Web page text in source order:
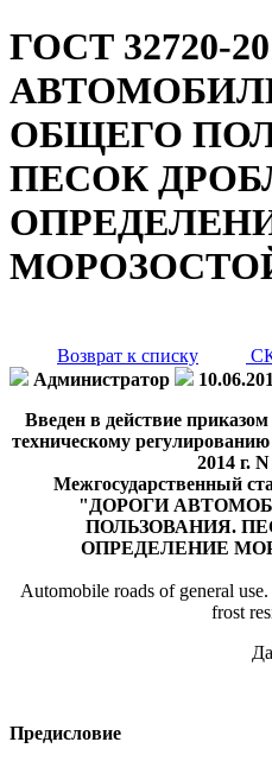
ГОСТ 32720-
ОБЩЕГО
ПЕСОК
Возврат к списку
Администратор
Введен в действие
техническому
2014 г.
Межгосударственный
"ДОРОГИ
ПОЛЬЗОВАНИЯ.
ОПРЕДЕЛЕНИЕ
Automobile roads of general
frost
Предисловие